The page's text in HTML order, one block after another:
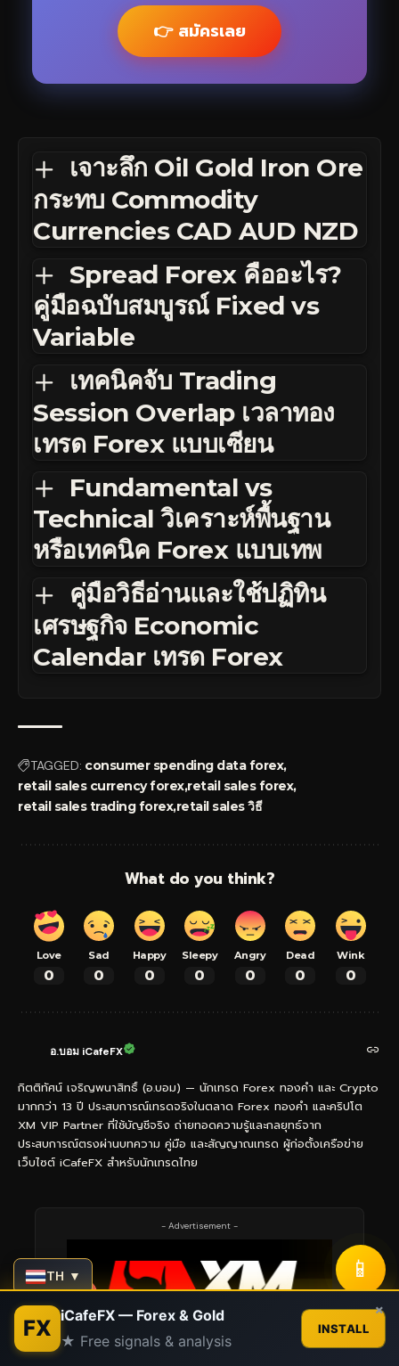
👉 สมัครเลย
เจาะลึก Oil Gold Iron Ore
กระทบ Commodity
Currencies CAD AUD NZD
Spread Forex คืออะไร?
คู่มือฉบับสมบูรณ์ Fixed vs
Variable
เทคนิคจับ Trading
Session Overlap เวลาทอง
เทรด Forex แบบเซียน
Fundamental vs
Technical วิเคราะห์พื้นฐาน
หรือเทคนิค Forex แบบเทพ
คู่มือวิธีอ่านและใช้ปฏิทิน
เศรษฐกิจ Economic
Calendar เทรด Forex
TAGGED: consumer spending data forex
retail sales currency forexretail sales forex
retail sales trading forexretail sales วิธี
What do you think?
Love
0
Sad
0
Happy
0
Sleepy
0
Angry
0
Dead
0
Wink
0
อ.บอม iCafeFX
กิตติทัศน์ เจริญพนาสิทธิ์ (อ.บอม) — นักเทรด Forex ทองคำ และ Crypto
มากกว่า 13 ปี ประสบการณ์เทรดจริงในตลาด Forex ทองคำ และคริปโต
XM VIP Partner ที่ใช้บัญชีจริง ถ่ายทอดความรู้และกลยุทธ์จาก
ประสบการณ์ตรงผ่านบทความ คู่มือ และสัญญาณเทรด ผู้ก่อตั้งเครือข่าย
เว็บไซต์ iCafeFX สำหรับนักเทรดไทย
- Advertisement -
TH ▼ 📱
FX iCafeFX — Forex & Gold
★ Free signals & analysis
INSTALL
×
Contact us
Open